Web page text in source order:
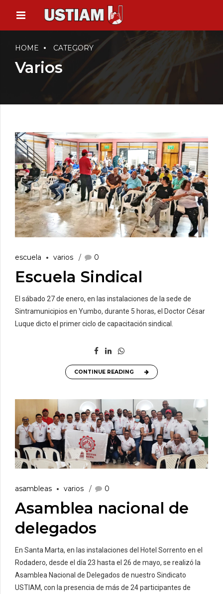
HOME CATEGORY
Varios
escuela varios 0
Escuela Sindical
El sábado 27 de enero, en las instalaciones de la sede de
Sintramunicipios en Yumbo, durante 5 horas, el Doctor César
Luque dicto el primer ciclo de capacitación sindical.
CONTINUE READING
asambleas varios 0
Asamblea nacional de
delegados
En Santa Marta, en las instalaciones del Hotel Sorrento en el
Rodadero, desde el día 23 hasta el 26 de mayo, se realizó la
Asamblea Nacional de Delegados de nuestro Sindicato
USTIAM, con la presencia de más de 24 participantes de